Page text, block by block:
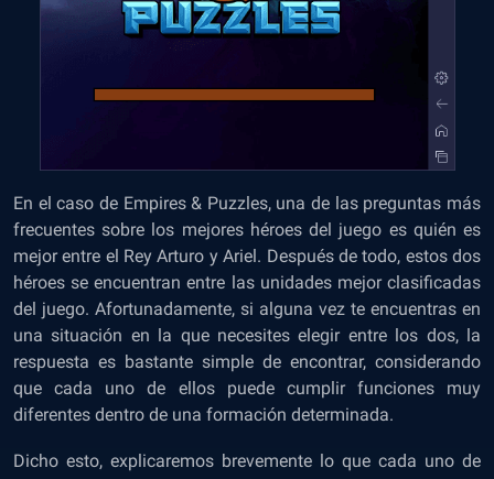
En el caso de Empires & Puzzles, una de las preguntas más
frecuentes sobre los mejores héroes del juego es quién es
mejor entre el Rey Arturo y Ariel. Después de todo, estos dos
héroes se encuentran entre las unidades mejor clasificadas
del juego. Afortunadamente, si alguna vez te encuentras en
una situación en la que necesites elegir entre los dos, la
respuesta es bastante simple de encontrar, considerando
que cada uno de ellos puede cumplir funciones muy
diferentes dentro de una formación determinada.
Dicho esto, explicaremos brevemente lo que cada uno de